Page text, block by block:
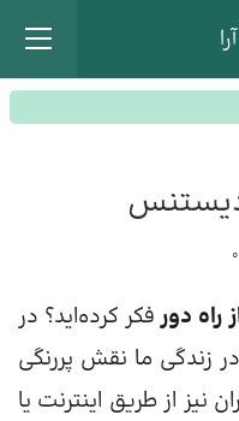
دیستنس
راه دورفکر کرده‌اید؟ در
در زندگی ما نقش پررنگی
نیز از طریق اینترنت یا